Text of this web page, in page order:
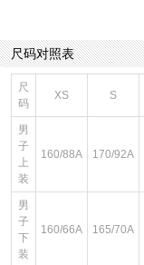
销售季：22Q2
尺码对照表
尺
码
XS S
男
子
上
装
160/88A 170/92A
男
子
下
装
160/66A 165/70A